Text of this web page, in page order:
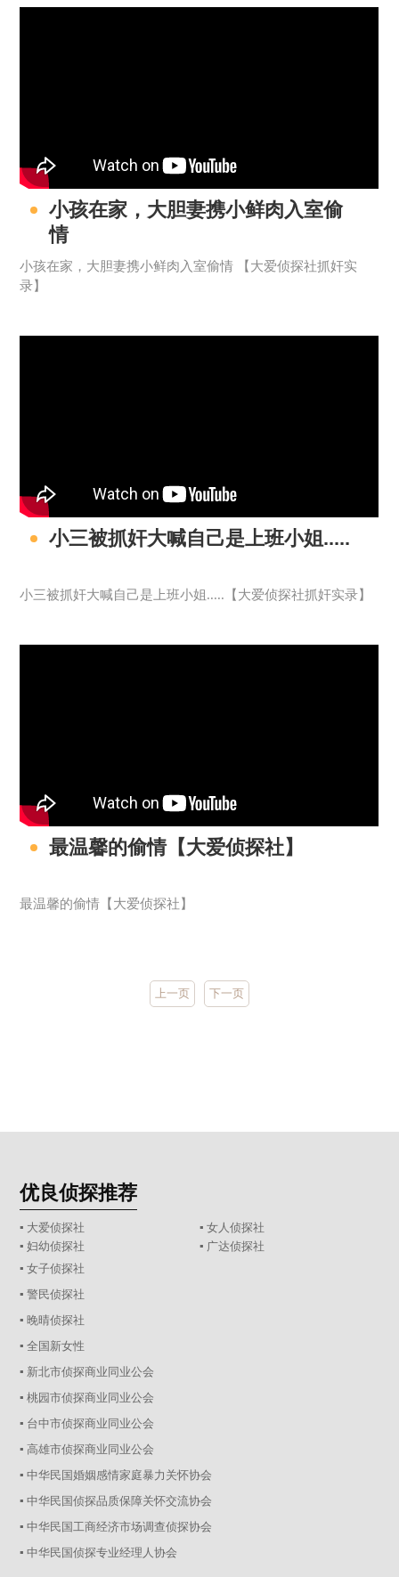
小孩在家，大胆妻携小鲜肉入室偷
情
小孩在家，大胆妻携小鲜肉入室偷情 【大爱侦探社抓奸实
录】
小三被抓奸大喊自己是上班小姐.....
小三被抓奸大喊自己是上班小姐.....【大爱侦探社抓奸实录】
最温馨的偷情【大爱侦探社】
最温馨的偷情【大爱侦探社】
上一页 下一页
优良侦探推荐
▪ 大爱侦探社
▪ 女人侦探社
▪ 妇幼侦探社
▪ 广达侦探社
▪ 女子侦探社
▪ 警民侦探社
▪ 晚晴侦探社
▪ 全国新女性
▪ 新北市侦探商业同业公会
▪ 桃园市侦探商业同业公会
▪ 台中市侦探商业同业公会
▪ 高雄市侦探商业同业公会
▪ 中华民国婚姻感情家庭暴力关怀协会
▪ 中华民国侦探品质保障关怀交流协会
▪ 中华民国工商经济市场调查侦探协会
▪ 中华民国侦探专业经理人协会